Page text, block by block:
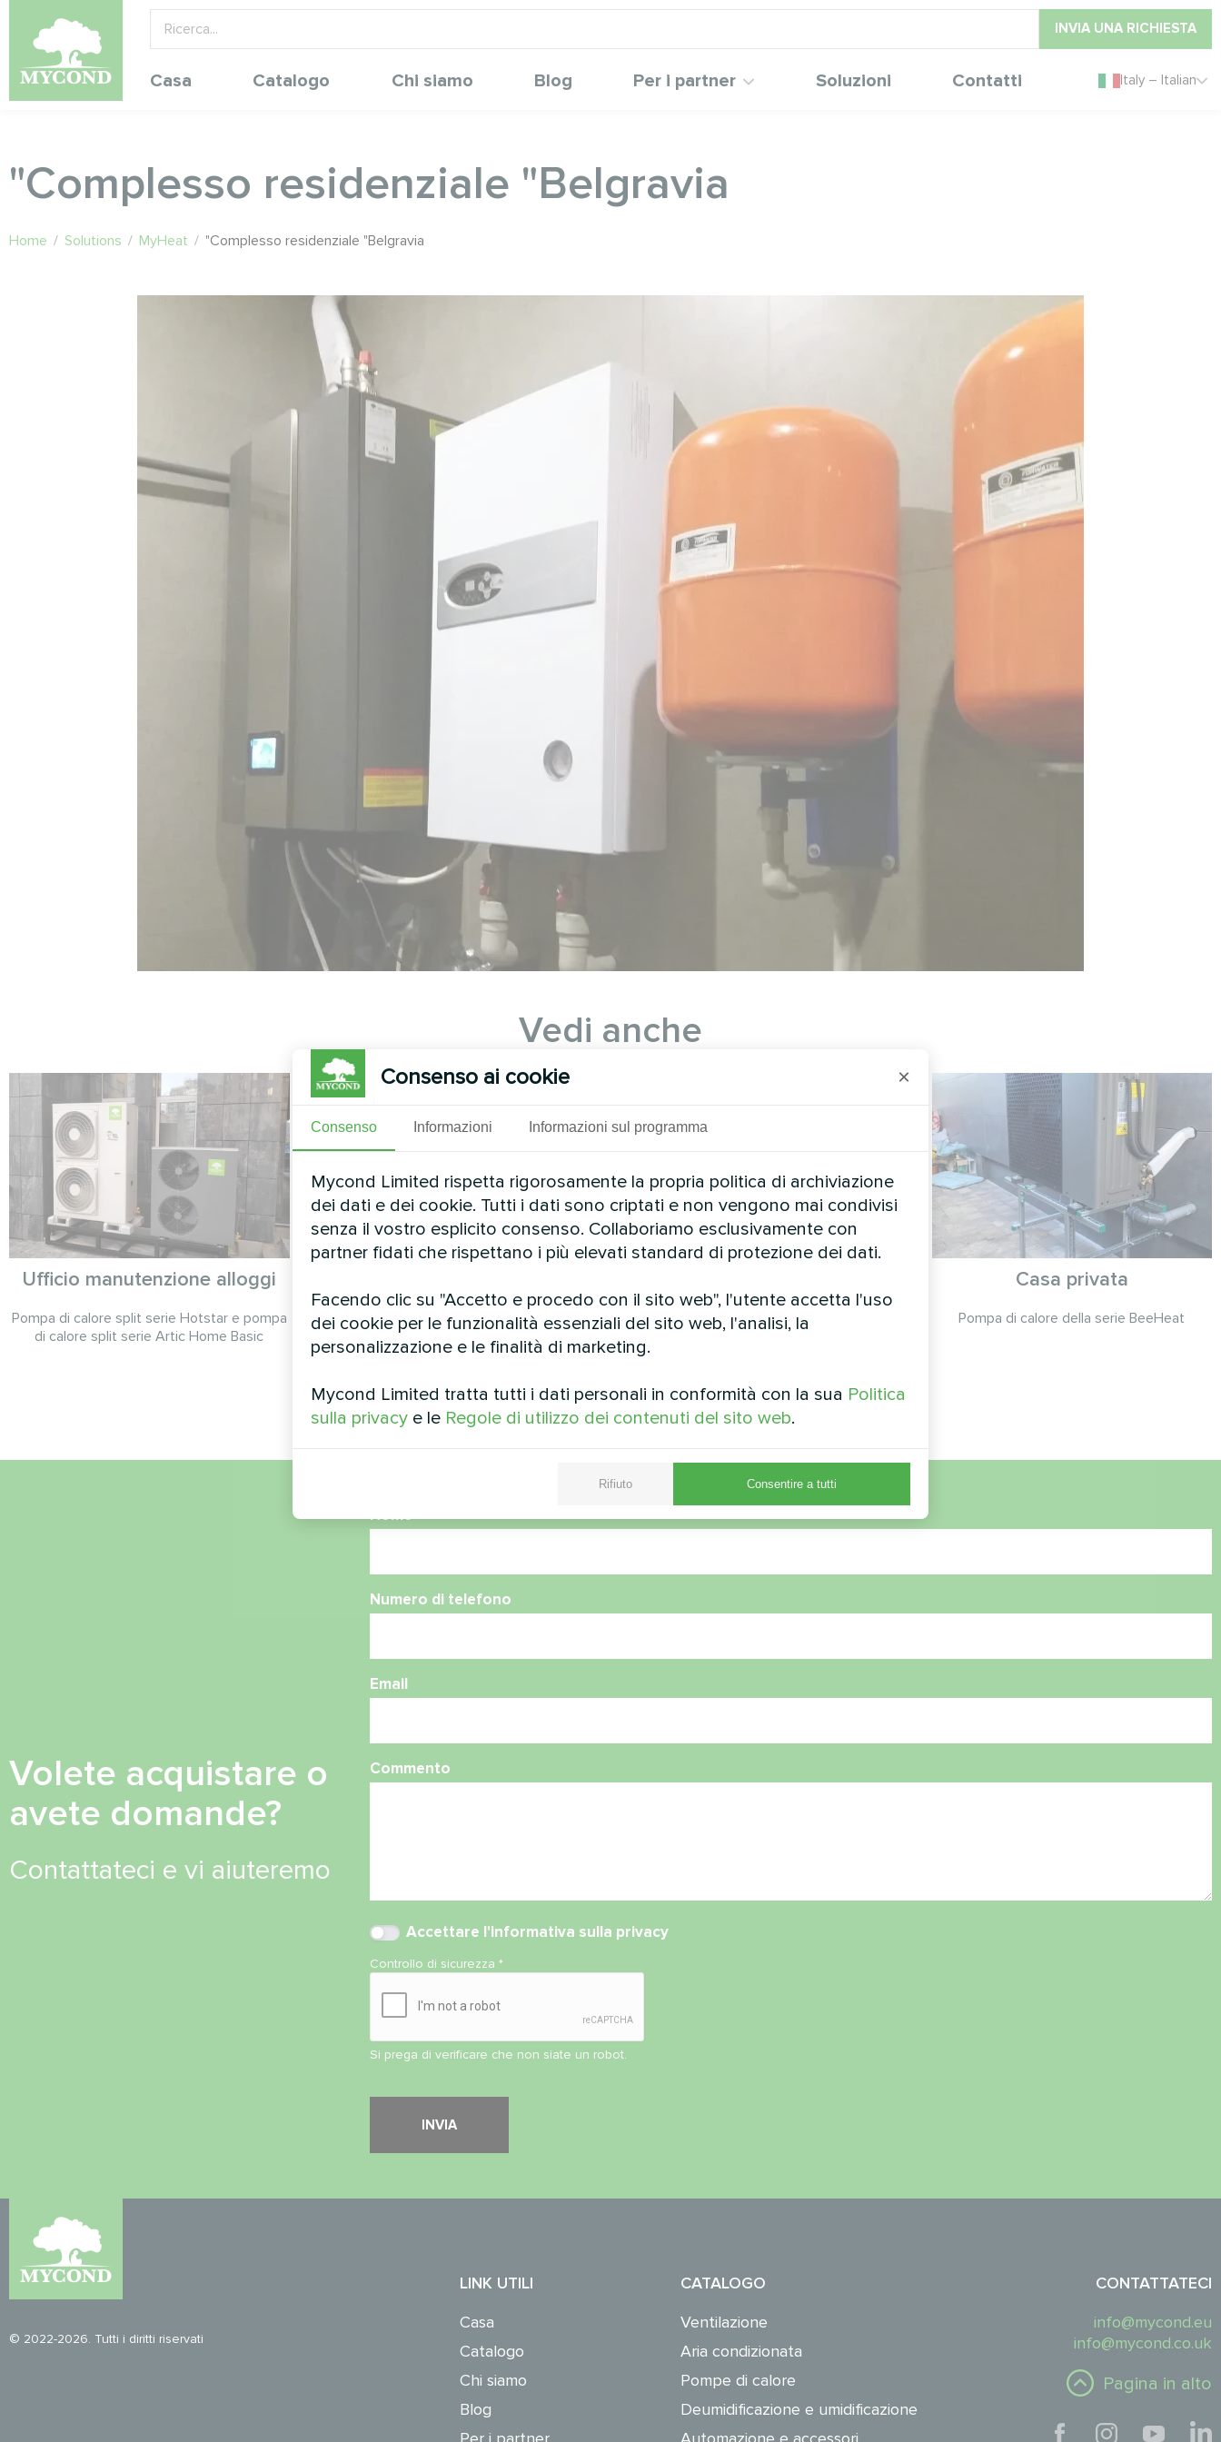
INVIA UNA RICHIESTA
Casa Catalogo Chi siamo Blog Per i partner Soluzioni Contatti Italy – Italian
"Complesso residenziale "Belgravia
Home / Solutions / MyHeat / "Complesso residenziale "Belgravia
Vedi anche
Ufficio manutenzione alloggi
Pompa di calore split serie Hotstar e pompa
di calore split serie Artic Home Basic
Mycond Split BeeHeat MHS-
N14BH/MHS-U14BH
MHS-N14BH/MHS-U14BH
Pompa di calore modulare serie MCU
Casa privata
Pompa di calore della serie BeeHeat
Volete acquistare o
avete domande?
Contattateci e vi aiuteremo
Nome
Numero di telefono
Email
Commento
Accettare l'informativa sulla privacy
Controllo di sicurezza*
Si prega di verificare che non siate un robot.
© 2022-2026. Tutti i diritti riservati
LINK UTILI
Casa
Catalogo
Chi siamo
Blog
CATALOGO
Ventilazione
Aria condizionata
Pompe di calore
Deumidificazione e umidificazione
CONTATTATECI
info@mycond.eu
info@mycond.co.uk
Pagina in alto
Consenso ai cookie ×
Consenso Informazioni Informazioni sul programma
Mycond Limited rispetta rigorosamente la propria politica di archiviazione
dei dati e dei cookie. Tutti i dati sono criptati e non vengono mai condivisi
senza il vostro esplicito consenso. Collaboriamo esclusivamente con
partner fidati che rispettano i più elevati standard di protezione dei dati.
Facendo clic su "Accetto e procedo con il sito web", l'utente accetta l'uso
dei cookie per le funzionalità essenziali del sito web, l'analisi, la
personalizzazione e le finalità di marketing.
Mycond Limited tratta tutti i dati personali in conformità con la sua Politica
sulla privacy e le Regole di utilizzo dei contenuti del sito web.
Rifiuto Consentire a tutti